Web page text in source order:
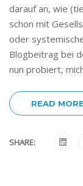
darauf an, wie
schon mit
oder
Blogbeitrag bei
nun probiert,
READ MORE
SHARE: